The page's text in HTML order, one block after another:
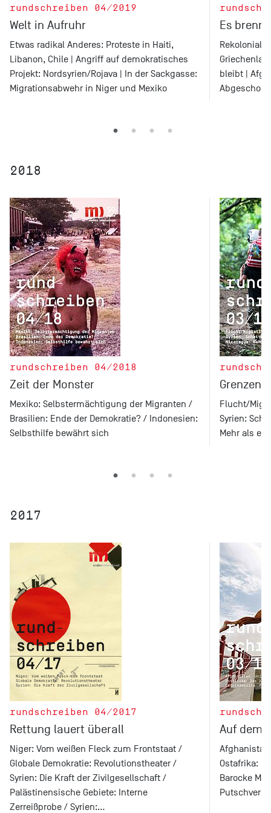
rundschreiben 04/2019
Welt in Aufruhr
Etwas radikal Anderes: Proteste in Haiti,
Libanon, Chile | Angriff auf demokratisches
Projekt: Nordsyrien/Rojava | In der Sackgasse:
Migrationsabwehr in Niger und Mexiko
Es brennt
bleibt |
2018
rundschreiben 04/2018
Zeit der Monster
Mexiko: Selbstermächtigung der Migranten /
Brasilien: Ende der Demokratie? / Indonesien:
Selbsthilfe bewährt sich
Flucht/
Syrien:
Mehr als
2017
rundschreiben 04/2017
Rettung lauert überall
Niger: Vom weißen Fleck zum Frontstaat /
Globale Demokratie: Revolutionstheater /
Syrien: Die Kraft der Zivilgesellschaft /
Palästinensische Gebiete: Interne
Zerreißprobe / Syrien:…
Auf dem
Ostafrika:
Barocke